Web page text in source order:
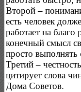
Второй –
есть человек
работает на благо
конечный смысл
просто
Третий –
цитирует слова
Дома Советов.